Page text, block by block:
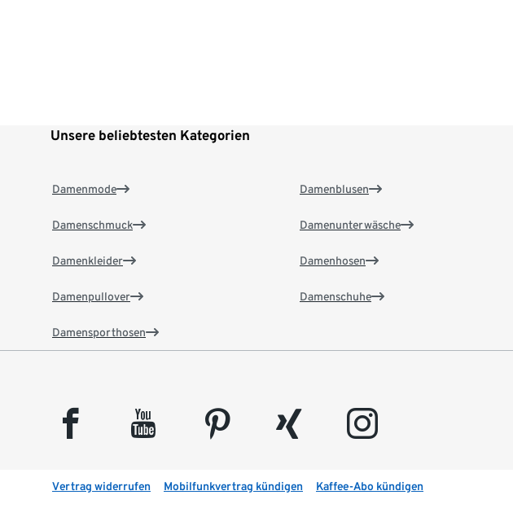
Unsere beliebtesten Kategorien
Damenmode
Damenschmuck
Damenkleider
Damenpullover
Damensporthosen
Damenblusen
Damenunterwäsche
Damenhosen
Damenschuhe
facebook youtube pinterest xing instagram
Vertrag widerrufen Mobilfunkvertrag kündigen Kaffee-Abo kündigen